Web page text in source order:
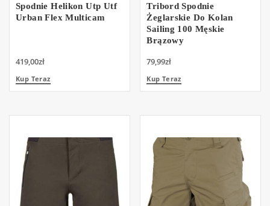
Spodnie Helikon Utp Utf
Urban Flex Multicam
419,00zł
Kup Teraz
Tribord Spodnie
Żeglarskie Do Kolan
Sailing 100 Męskie
Brązowy
79,99zł
Kup Teraz